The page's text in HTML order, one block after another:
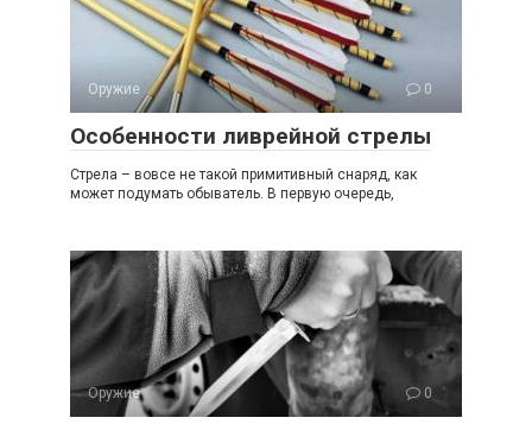
Оружие 0
Особенности ливрейной стрелы
Стрела – вовсе не такой примитивный снаряд, как
может подумать обыватель. В первую очередь,
Оружие 0